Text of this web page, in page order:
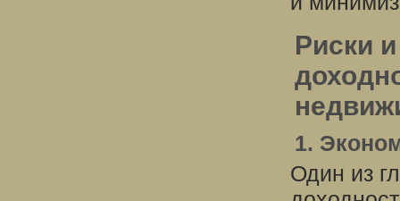
Риски
1.
Один из